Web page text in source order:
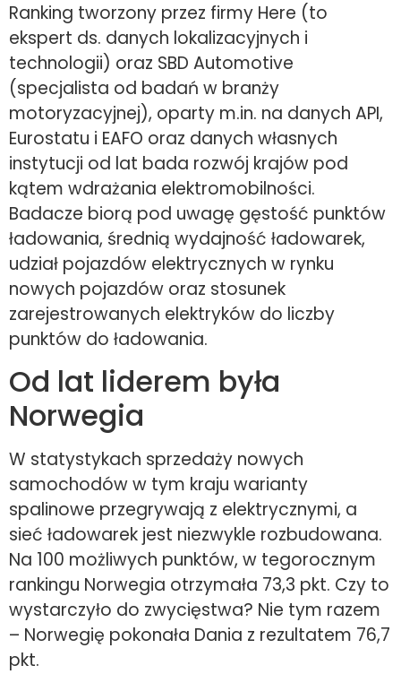
Ranking tworzony przez firmy Here (to
ekspert ds. danych lokalizacyjnych i
technologii) oraz SBD Automotive
(specjalista od badań w branży
motoryzacyjnej), oparty m.in. na danych API,
Eurostatu i EAFO oraz danych własnych
instytucji od lat bada rozwój krajów pod
kątem wdrażania elektromobilności.
Badacze biorą pod uwagę gęstość punktów
ładowania, średnią wydajność ładowarek,
udział pojazdów elektrycznych w rynku
nowych pojazdów oraz stosunek
zarejestrowanych elektryków do liczby
punktów do ładowania.
Od lat liderem była
Norwegia
W statystykach sprzedaży nowych
samochodów w tym kraju warianty
spalinowe przegrywają z elektrycznymi, a
sieć ładowarek jest niezwykle rozbudowana.
Na 100 możliwych punktów, w tegorocznym
rankingu Norwegia otrzymała 73,3 pkt. Czy to
wystarczyło do zwycięstwa? Nie tym razem
– Norwegię pokonała Dania z rezultatem 76,7
pkt.